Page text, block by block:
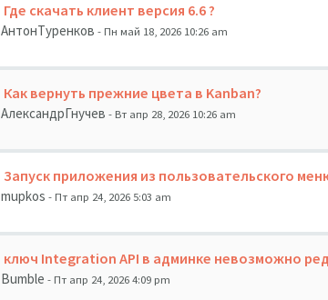
Где скачать клиент версия 6.6 ?
АнтонТуренков - Пн май 18, 2026 10:26 am
Как вернуть прежние цвета в Kanban?
АлександрГнучев - Вт апр 28, 2026 10:26 am
Запуск приложения из пользовательского
mupkos - Пт апр 24, 2026 5:03 am
ключ Integration API в админке невозможно
Bumble - Пт апр 24, 2026 4:09 pm